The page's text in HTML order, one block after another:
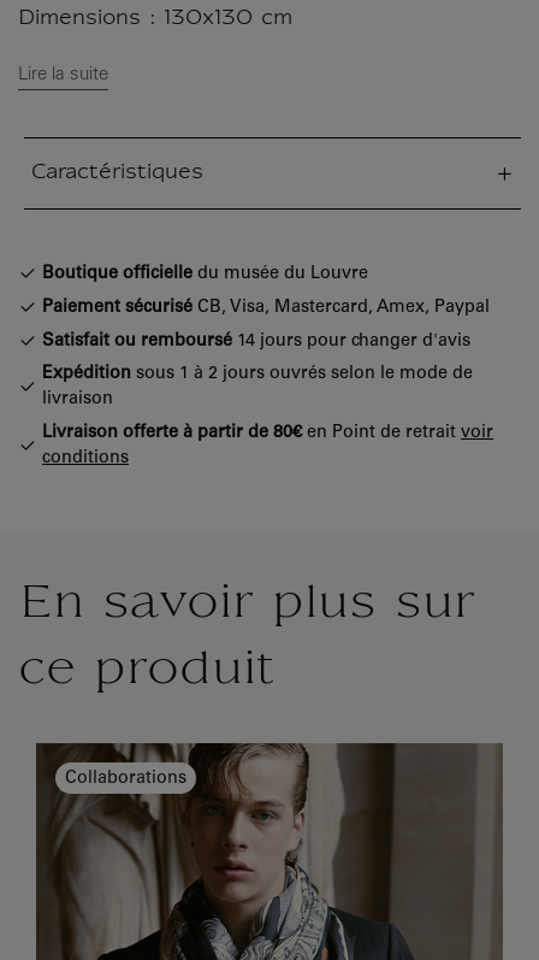
Dimensions : 130x130 cm
Lire la suite
Caractéristiques
Boutique officielle du musée du Louvre
Paiement sécurisé CB, Visa, Mastercard, Amex, Paypal
Satisfait ou remboursé 14 jours pour changer d'avis
Expédition sous 1 à 2 jours ouvrés selon le mode de
livraison
Livraison offerte à partir de 80€en Point de retrait voir
conditions
En savoir plus sur
ce produit
Collaborations